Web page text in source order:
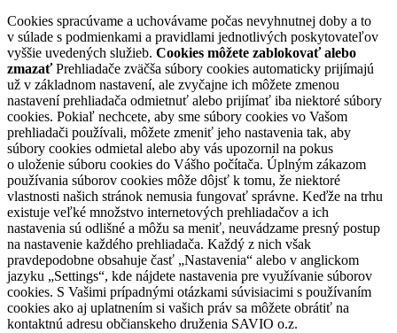
Cookies spracúvame a uchovávame počas nevyhnutnej doby a to
v súlade s podmienkami a pravidlami jednotlivých poskytovateľov
vyššie uvedených služieb. Cookies môžete zablokovať alebo
zmazaťPrehliadače zväčša súbory cookies automaticky prijímajú
už v základnom nastavení, ale zvyčajne ich môžete zmenou
nastavení prehliadača odmietnuť alebo prijímať iba niektoré súbory
cookies. Pokiaľ nechcete, aby sme súbory cookies vo Vašom
prehliadači používali, môžete zmeniť jeho nastavenia tak, aby
súbory cookies odmietal alebo aby vás upozornil na pokus
o uloženie súboru cookies do Vášho počítača. Úplným zákazom
používania súborov cookies môže dôjsť k tomu, že niektoré
vlastnosti našich stránok nemusia fungovať správne. Keďže na trhu
existuje veľké množstvo internetových prehliadačov a ich
nastavenia sú odlišné a môžu sa meniť, neuvádzame presný postup
na nastavenie každého prehliadača. Každý z nich však
pravdepodobne obsahuje časť „Nastavenia“ alebo v anglickom
jazyku „Settings“, kde nájdete nastavenia pre využívanie súborov
cookies. S Vašimi prípadnými otázkami súvisiacimi s používaním
cookies ako aj uplatnením si vašich práv sa môžete obrátiť na
kontaktnú adresu občianskeho druženia SAVIO o.z.